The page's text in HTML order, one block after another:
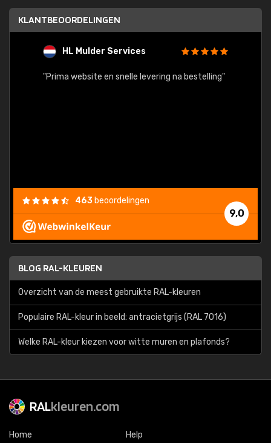
KLANTBEOORDELINGEN
HL Mulder Services
"Prima website en snelle levering na bestelling"
9,0
463 beoordelingen
BLOG RAL-KLEUREN
Overzicht van de meest gebruikte RAL-kleuren
Populaire RAL-kleur in beeld: antracietgrijs (RAL 7016)
Welke RAL-kleur kiezen voor witte muren en plafonds?
RALkleuren.com
Home Help